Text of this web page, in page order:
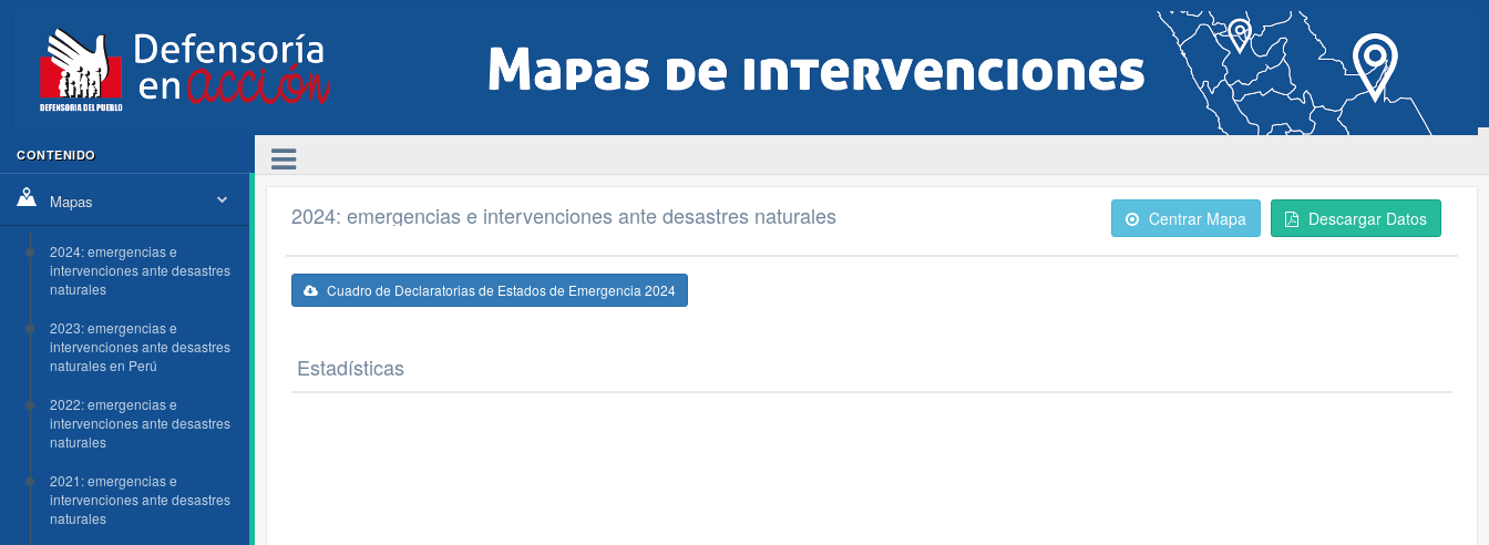
CONTENIDO
Mapas
2024: emergencias e
intervenciones ante desastres
naturales
2023: emergencias e
intervenciones ante desastres
naturales en Perú
2022: emergencias e
intervenciones ante desastres
naturales
2021: emergencias e
intervenciones ante desastres
naturales
2024: emergencias e intervenciones ante desastres naturales Centrar Mapa Descargar Datos
Cuadro de Declaratorias de Estados de Emergencia 2024
Estadísticas